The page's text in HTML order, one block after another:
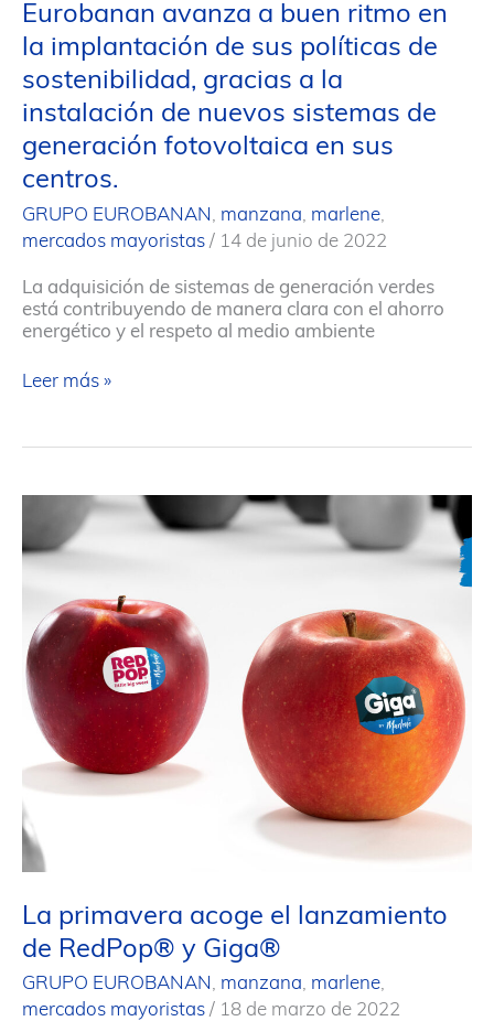
Eurobanan avanza a buen ritmo en
la implantación de sus políticas de
sostenibilidad, gracias a la
instalación de nuevos sistemas de
generación fotovoltaica en sus
centros.
GRUPO EUROBANAN , manzana, marlene,
mercados mayoristas / 14 de junio de 2022
La adquisición de sistemas de generación verdes
está contribuyendo de manera clara con el ahorro
energético y el respeto al medio ambiente
Eurobanan
buen
en
implantación
de
políticas
de
sostenibilidad,
gracias
a
la
instalación
nuevos
sistemas
de
generación
fotovoltaica
sus
centros.
Leer más »
La primavera acoge el lanzamiento
de RedPop® y Giga®
GRUPO EUROBANAN, manzana, marlene,
mercados mayoristas/ 18 de marzo de 2022